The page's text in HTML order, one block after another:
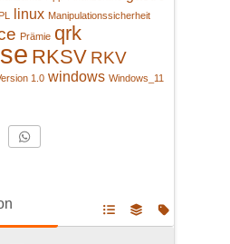
linux Manipulationssicherheit
Prämie qrk
RKSV RKV
1.0 windows Windows_11